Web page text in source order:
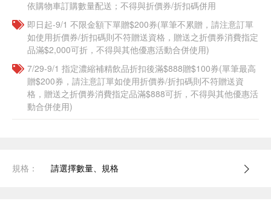
依購物車訂購數量配送；不得與折價券/折扣碼併用
即日起-9/1 不限金額下單贈$200券(單筆不累贈，請注意訂單
如使用折價券/折扣碼則不符贈送資格，贈送之折價券消費指定
品滿$2,000可折，不得與其他優惠活動合併使用)
7/29-9/1 指定濃縮補精飲品​折扣後滿$888贈$100券(單筆最高
贈$200券，請注意訂單如使用折價券/折扣碼則不符贈送資
格，贈送之折價券消費指定品滿$888可折，不得與其他優惠活
動合併使用)
規格： 請選擇數量、規格